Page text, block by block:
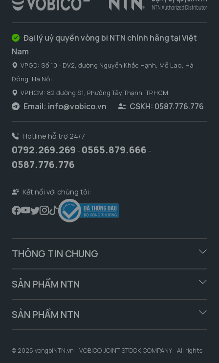
Đại lý uỷ quyền vòng bi NTN chính hãng tại Việt
Nam
VPGD: Số 10 - DV2, đường Nguyễn Khắc Hạnh, Mỗ Lao, Hà
Đông, Hà Nôi
VP.HCM: 82 đường S1, Phường Tây Thạnh, TP.HCM
Email: info@vobico.vn CSKH: 0587.776.776
Hotline hỗ trợ 24/7
0792.269.269 - 0565.879.666 -
0587.776.776
Kết nối với chúng tôi:
THÔNG TIN CHUNG
SẢN PHẨM NTN
SẢN PHẨM NTN
© 2025 vongbiNTN.vn - VOBICO JOINT STOCK COMPANY - All rights